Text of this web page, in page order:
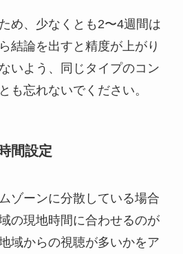
め、少なくとも2〜4週間は
結論を出すと精度が上がり
いよう、同じタイプのコン
も忘れないでください。
間設定
ゾーンに分散している場合
の現地時間に合わせるのが
域からの視聴が多いかをア